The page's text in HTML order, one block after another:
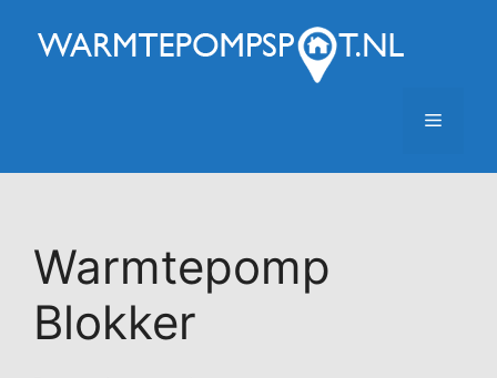
naar
Menu
Warmtepomp
Blokker